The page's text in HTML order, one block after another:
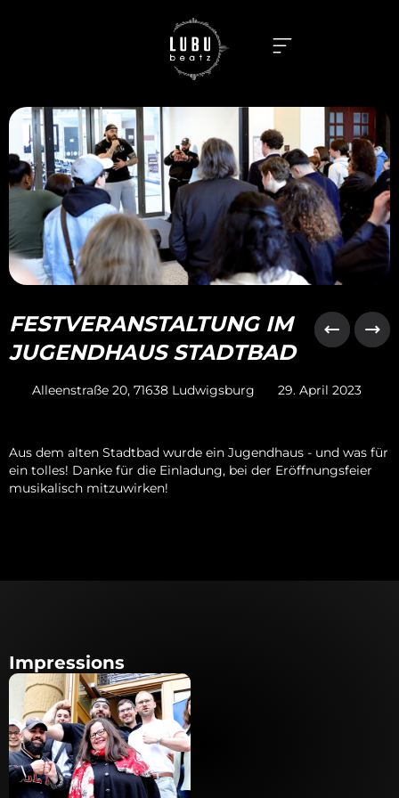
FESTVERANSTALTUNG IM
JUGENDHAUS STADTBAD
Alleenstraße 20, 71638 Ludwigsburg 29. April 2023
Aus dem alten Stadtbad wurde ein Jugendhaus - und was für
ein tolles! Danke für die Einladung, bei der Eröffnungsfeier
musikalisch mitzuwirken!
Impressions